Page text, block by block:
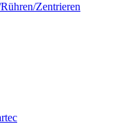
Zentrieren